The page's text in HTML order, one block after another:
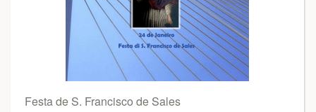
Festa de S. Francisco de Sales